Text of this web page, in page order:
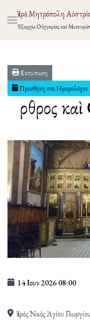
Ἱερὰ Μητρόπολη
Ἐξαρχία Οὑγγαρίας καὶ
Εκτύπωση
Προσθήκη στο Ημερολόγιο
Ὄρθρος
14 Ιουν 202608:00
Ἱερὸς Ναὸς Ἁγίου Γεωργίου